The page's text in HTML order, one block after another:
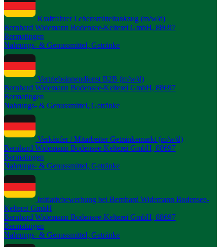
Kraftfahrer Lebensmitteltankzug (m/w/d)
Bernhard Widemann Bodensee-Kelterei GmbH, 88697
Bermatingen
Nahrungs- & Genussmittel, Getränke
Vertriebsinnendienst B2B (m/w/d)
Bernhard Widemann Bodensee-Kelterei GmbH, 88697
Bermatingen
Nahrungs- & Genussmittel, Getränke
Verkäufer / Mitarbeiter Getränkemarkt (m/w/d)
Bernhard Widemann Bodensee-Kelterei GmbH, 88697
Bermatingen
Nahrungs- & Genussmittel, Getränke
Initiativbewerbung bei Bernhard Widemann Bodensee-
Kelterei GmbH
Bernhard Widemann Bodensee-Kelterei GmbH, 88697
Bermatingen
Nahrungs- & Genussmittel, Getränke